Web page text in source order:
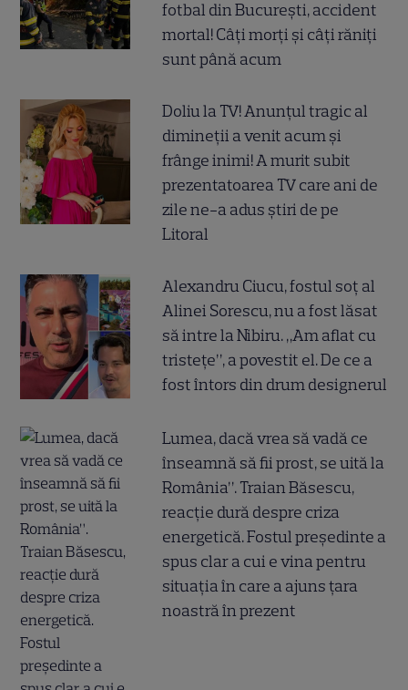
fotbal din București, accident
mortal! Câți morți și câți răniți
sunt până acum
Doliu la TV! Anunțul tragic al
dimineții a venit acum și
frânge inimi! A murit subit
prezentatoarea TV care ani de
zile ne-a adus știri de pe
Litoral
Alexandru Ciucu, fostul soț al
Alinei Sorescu, nu a fost lăsat
să intre la Nibiru. „Am aflat cu
tristețe”, a povestit el. De ce a
fost întors din drum designerul
Lumea, dacă vrea să vadă ce
înseamnă să fii prost, se uită la
România”. Traian Băsescu,
reacție dură despre criza
energetică. Fostul președinte a
spus clar a cui e vina pentru
situația în care a ajuns țara
noastră în prezent